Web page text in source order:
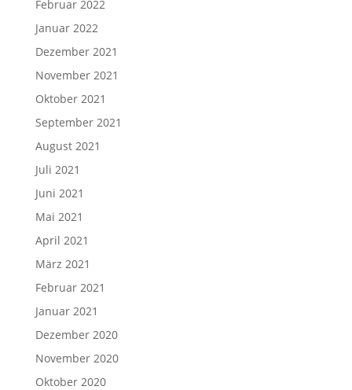
Februar 2022
Januar 2022
Dezember 2021
November 2021
Oktober 2021
September 2021
August 2021
Juli 2021
Juni 2021
Mai 2021
April 2021
März 2021
Februar 2021
Januar 2021
Dezember 2020
November 2020
Oktober 2020